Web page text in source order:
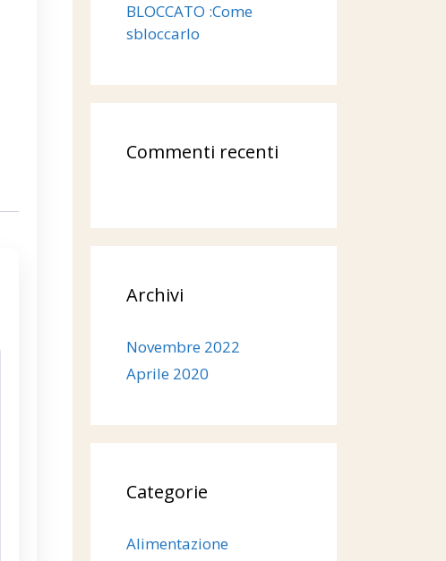
BLOCCATO :Come
sbloccarlo
Commenti recenti
Archivi
Novembre 2022
Aprile 2020
Categorie
Alimentazione